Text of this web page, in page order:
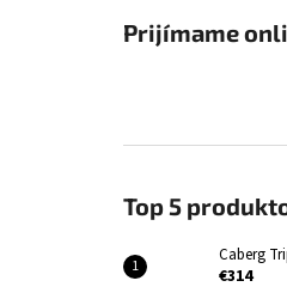
Prijímame
Top 5
Caberg
€314